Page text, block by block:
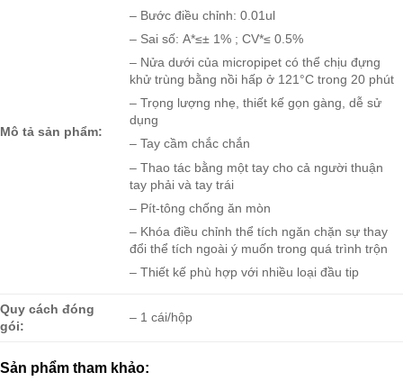
Mô tả sản phẩm:
– Bước điều chỉnh: 0.01ul
– Sai số: A*≤± 1% ; CV*≤ 0.5%
– Nửa dưới của micropipet có thể chịu đựng
khử trùng bằng nồi hấp ở 121°C trong 20 phút
– Trọng lượng nhẹ, thiết kế gọn gàng, dễ sử
dụng
– Tay cầm chắc chắn
– Thao tác bằng một tay cho cả người thuận
tay phải và tay trái
– Pít-tông chống ăn mòn
– Khóa điều chỉnh thể tích ngăn chặn sự thay
đổi thể tích ngoài ý muốn trong quá trình trộn
– Thiết kế phù hợp với nhiều loại đầu tip
Quy cách đóng
gói:
– 1 cái/hộp
Sản phẩm tham khảo: